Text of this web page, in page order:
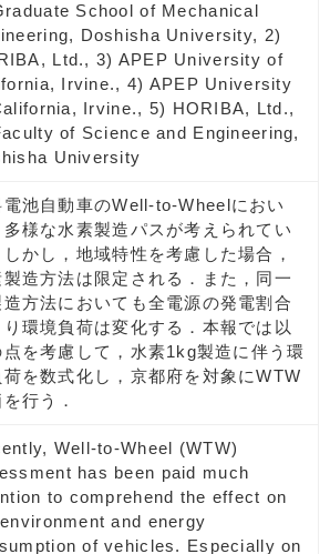
School of Mechanical
Doshisha University, 2)
Ltd., 3) APEP University of
Irvine., 4) APEP University
Irvine., 5) HORIBA, Ltd.,
of Science and Engineering,
University
電池自動車のWell-to-Wheelにおい
多様な水素製造パスが考えられてい
しかし，地域特性を考慮した場合，
製造方法は限定される．また，同一
造方法においても全電源の発電割合
り環境負荷は変化する．本報では以
点を考慮して，水素1kg製造に伴う環
荷を数式化し，京都府を対象にWTW
行う．
Well-to-Wheel (WTW)
has been paid much
to comprehend the effect on
and energy
of vehicles. Especially on